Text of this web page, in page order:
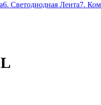
6. Светодиодная Лента7.